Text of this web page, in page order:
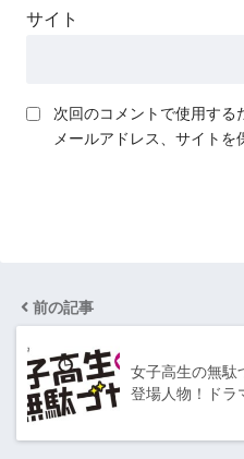
サイト
次回のコメントで使用する
メールアドレス、サイトを
前の記事
女子高生の無駄
登場人物！ドラ